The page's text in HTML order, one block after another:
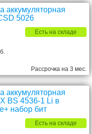
аккумуляторная
5026
Есть на складе
Рассрочка на 3 мес.
аккумуляторная
BS 4536-1 Li в
набор бит
Есть на складе